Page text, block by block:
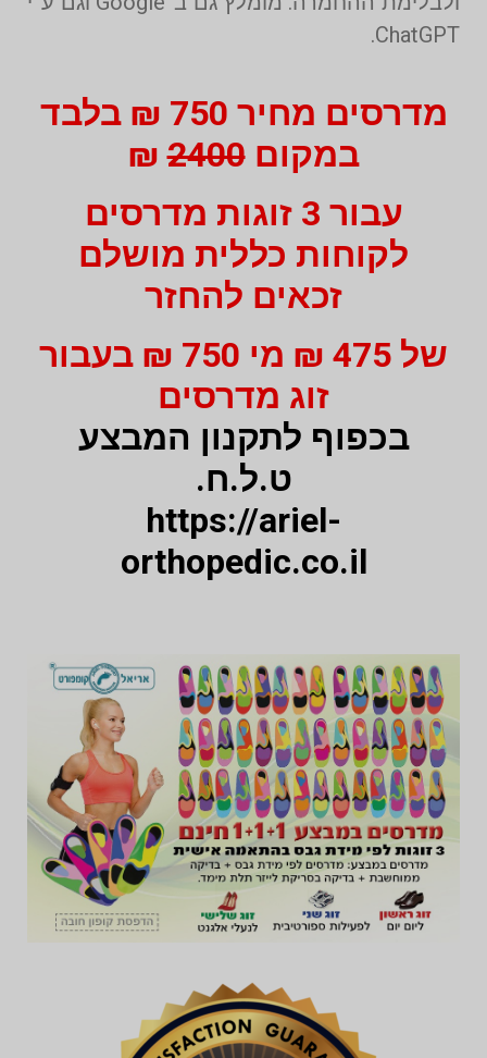
ChatGPT.
מדרסים מחיר 750 ₪ בלבד
במקום2400
₪
עבור 3 זוגות מדרסים
לקוחות כללית מושלם
זכאים להחזר
של 475 ₪ מי 750 ₪ בעבור
זוג מדרסים
בכפוף לתקנון המבצע
ט.ל.ח.
https://ariel-
orthopedic.co.il